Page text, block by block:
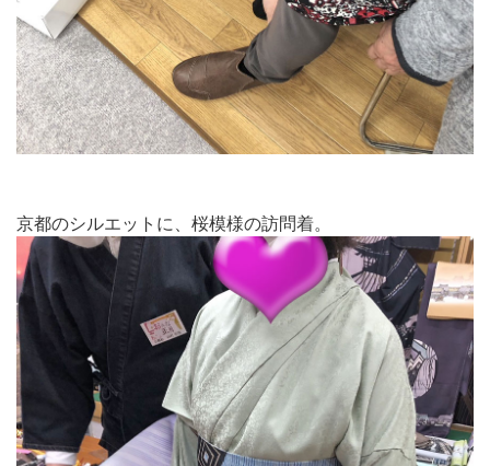
京都のシルエットに、桜模様の訪問着。